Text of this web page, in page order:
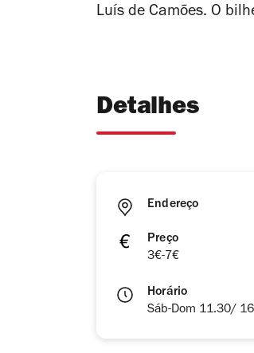
Luís de Camões. O
Detalhes
Endereço
Preço
3€-7€
Horário
Sáb-Dom 11.30/